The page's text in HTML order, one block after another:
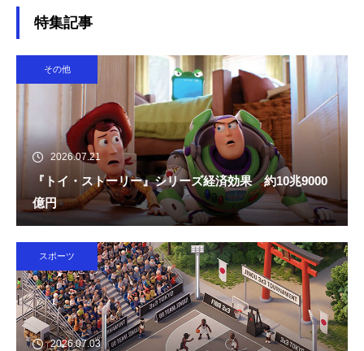
特集記事
その他
2026.07.21
『トイ・ストーリー』シリーズ経済効果 約10兆9000
億円
スポーツ
2026.07.03